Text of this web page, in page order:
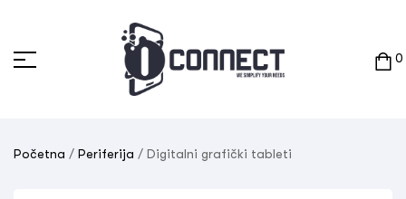
0
Početna / Periferija / Digitalni grafički tableti